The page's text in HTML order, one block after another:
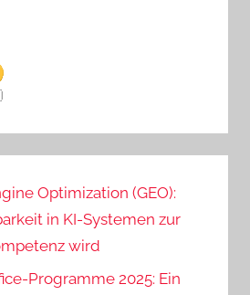
Optimization (GEO):
in KI-Systemen zur
wird
Programme 2025: Ein